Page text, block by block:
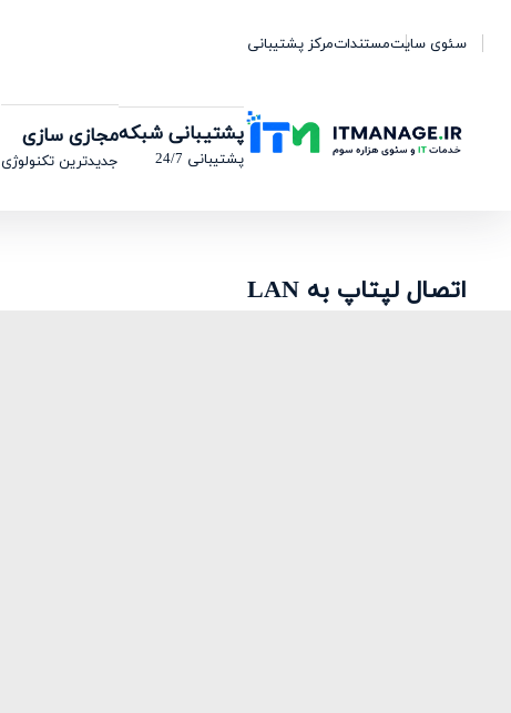
سئوی سایتمستنداتمرکز پشتیبانی
پشتیبانی شبکه
پشتیبانی 24/7
مجازی سازی
جدیدترین تکنولوژی
اتصال لپتاپ به LAN